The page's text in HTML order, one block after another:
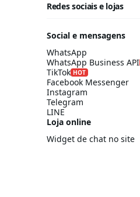
Redes sociais e lojas
Social e mensagens
WhatsApp
WhatsApp Business API
TikTok HOT
Facebook Messenger
Instagram
Telegram
LINE
Loja online
Widget de chat no site